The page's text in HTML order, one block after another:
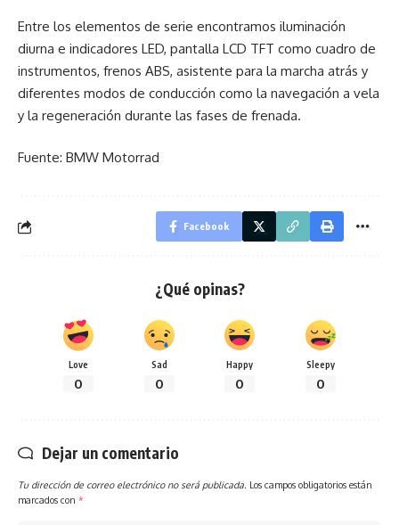
Entre los elementos de serie encontramos iluminación
diurna e indicadores LED, pantalla LCD TFT como cuadro de
instrumentos, frenos ABS, asistente para la marcha atrás y
diferentes modos de conducción como la navegación a vela
y la regeneración durante las fases de frenada.
Fuente: BMW Motorrad
Facebook
¿Qué opinas?
Love
0
Sad
0
Happy
0
Sleepy
0
Dejar un comentario
Tu dirección de correo electrónico no será publicada. Los campos obligatorios están
marcados con *